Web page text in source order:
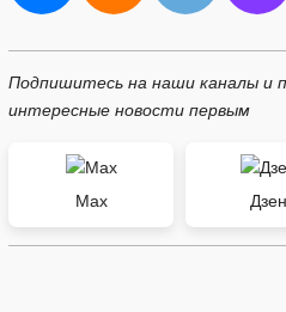
Подпишитесь на наши каналы и
интересные новости первым
Max Дзен